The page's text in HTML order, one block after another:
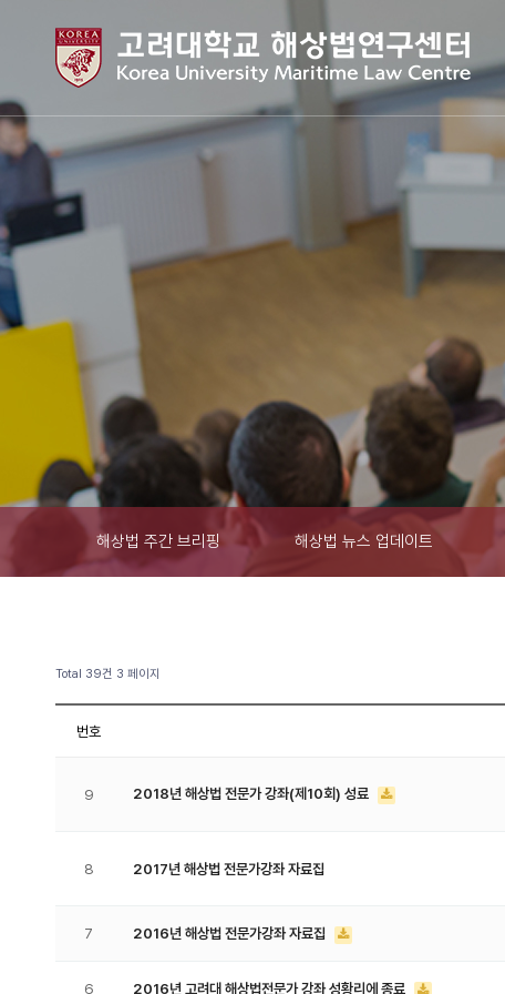
해상법 주간 브리핑 해상법 뉴스 업데이트
Total 39건 3 페이지
번호
9 2018년 해상법 전문가 강좌(제10회) 성료
8 2017년 해상법 전문가강좌 자료집
7 2016년 해상법 전문가강좌 자료집
6 2016년 고려대 해상법전문가 강좌 성황리에 종료